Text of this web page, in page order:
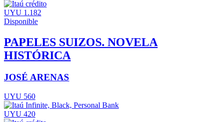
UYU 1.182
Disponible
PAPELES SUIZOS. NOVELA
HISTÓRICA
JOSÉ ARENAS
UYU 560
UYU 420